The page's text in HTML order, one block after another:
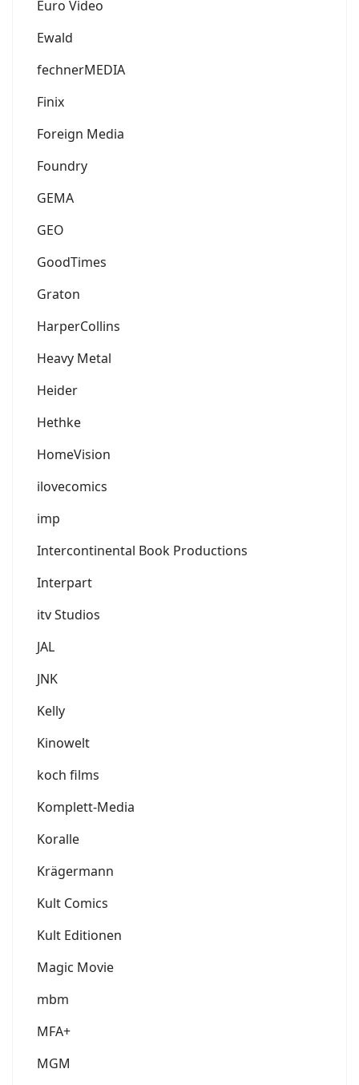
Euro Video
Ewald
fechnerMEDIA
Finix
Foreign Media
Foundry
GEMA
GEO
GoodTimes
Graton
HarperCollins
Heavy Metal
Heider
Hethke
HomeVision
ilovecomics
imp
Intercontinental Book Productions
Interpart
itv Studios
JAL
JNK
Kelly
Kinowelt
koch films
Komplett-Media
Koralle
Krägermann
Kult Comics
Kult Editionen
Magic Movie
mbm
MFA+
MGM